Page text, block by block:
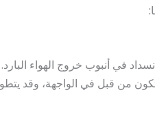
في أنبوب خروج الهواء البارد.
من قبل في الواجهة، وقد يتطو